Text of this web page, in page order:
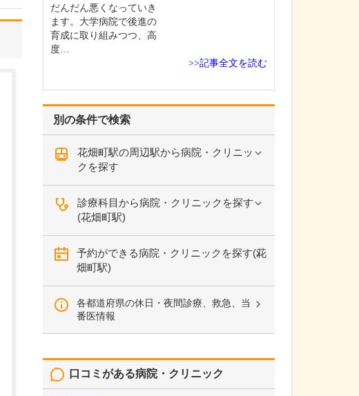
別の条件で検索
花畑町駅の周辺駅から病院・クリニッ
クを探す
診療科目から病院・クリニックを探す
(花畑町駅)
予約ができる病院・クリニックを探す(花
畑町駅)
各都道府県の休日・夜間診療、救急、当
番医情報
口コミがある病院・クリニック
だんだん悪くなっていき
ます。大学病院で後進の
育成に取り組みつつ、高
度…
>>記事全文を読む